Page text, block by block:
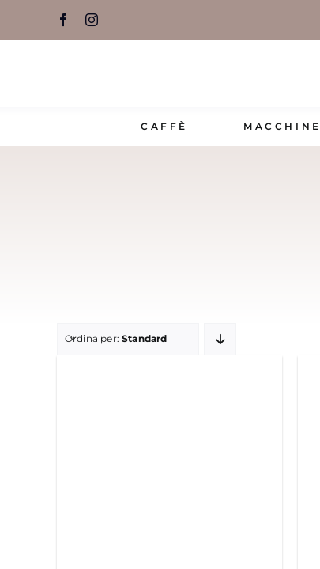
CAFFÈ MACCHINE
Ordina per:Standard